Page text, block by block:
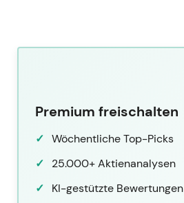
Premium freischalten
Wöchentliche Top-Picks
25.000+ Aktienanalysen
KI-gestützte Bewertungen